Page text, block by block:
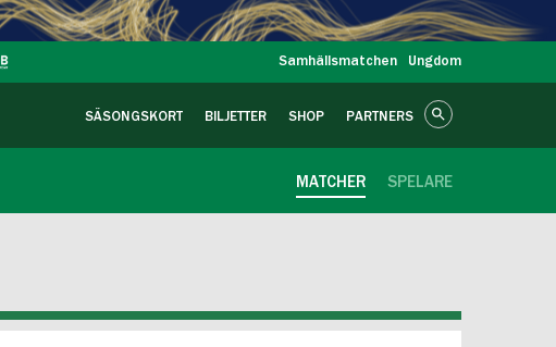
Samhällsmatchen Ungdom
SÄSONGSKORT BILJETTER SHOP PARTNERS
SPELARE
MATCHER